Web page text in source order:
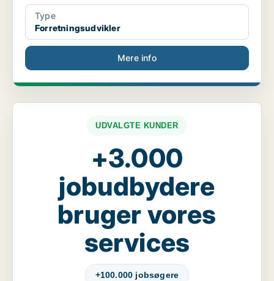
Type
Forretningsudvikler
Mere info
UDVALGTE KUNDER
+3.000
jobudbydere
bruger vores
services
+100.000 jobsøgere